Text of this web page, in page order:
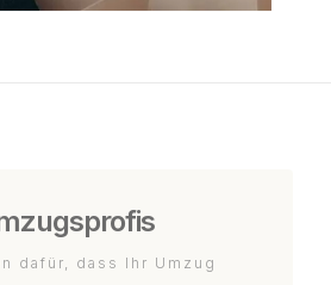
dafür, dass Ihr Umzug